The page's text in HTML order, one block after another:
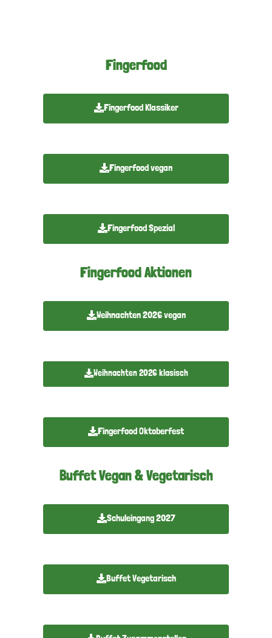
Fingerfood
Fingerfood Klassiker
Fingerfood vegan
Fingerfood Spezial
Fingerfood Aktionen
Weihnachten 2026 vegan
Weihnachten 2026 klasisch
Fingerfood Oktoberfest
Buffet Vegan & Vegetarisch
Schuleingang 2027
Buffet Vegetarisch